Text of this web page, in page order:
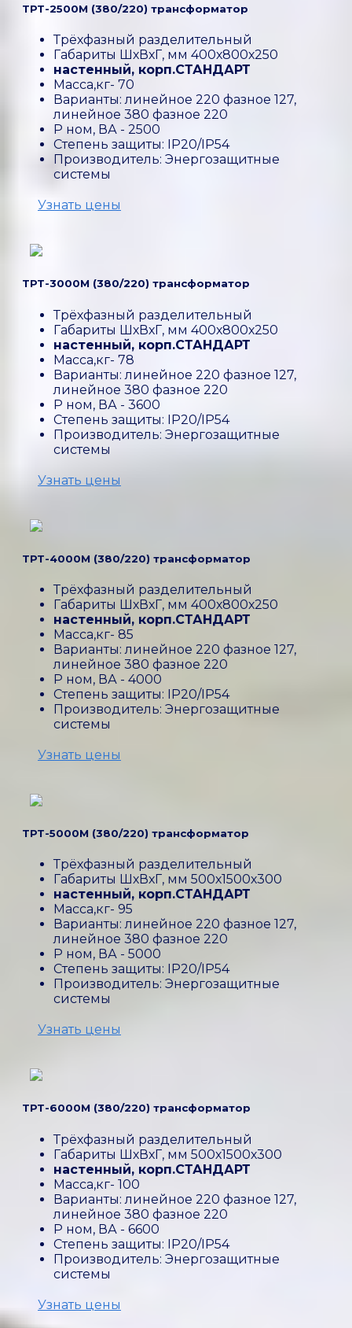
ТРТ-2500М (380/220) трансформатор
Трёхфазный разделительный
Габариты ШхВхГ, мм 400х800х250
настенный, корп.СТАНДАРТ
Масса,кг- 70
Варианты: линейное 220 фазное 127,
линейное 380 фазное 220
P ном, ВА - 2500
Степень защиты: IP20/IP54
Производитель: Энергозащитные
системы
Узнать цены
ТРТ-3000М (380/220) трансформатор
Трёхфазный разделительный
Габариты ШхВхГ, мм 400х800х250
настенный, корп.СТАНДАРТ
Масса,кг- 78
Варианты: линейное 220 фазное 127,
линейное 380 фазное 220
P ном, ВА - 3600
Степень защиты: IP20/IP54
Производитель: Энергозащитные
системы
Узнать цены
ТРТ-4000М (380/220) трансформатор
Трёхфазный разделительный
Габариты ШхВхГ, мм 400х800х250
настенный, корп.СТАНДАРТ
Масса,кг- 85
Варианты: линейное 220 фазное 127,
линейное 380 фазное 220
P ном, ВА - 4000
Степень защиты: IP20/IP54
Производитель: Энергозащитные
системы
Узнать цены
ТРТ-5000М (380/220) трансформатор
Трёхфазный разделительный
Габариты ШхВхГ, мм 500х1500х300
настенный, корп.СТАНДАРТ
Масса,кг- 95
Варианты: линейное 220 фазное 127,
линейное 380 фазное 220
P ном, ВА - 5000
Степень защиты: IP20/IP54
Производитель: Энергозащитные
системы
Узнать цены
ТРТ-6000М (380/220) трансформатор
Трёхфазный разделительный
Габариты ШхВхГ, мм 500х1500х300
настенный, корп.СТАНДАРТ
Масса,кг- 100
Варианты: линейное 220 фазное 127,
линейное 380 фазное 220
P ном, ВА - 6600
Степень защиты: IP20/IP54
Производитель: Энергозащитные
системы
Узнать цены